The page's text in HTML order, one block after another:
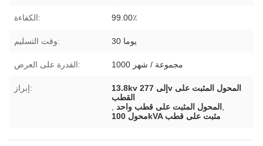
الكفاءة: 99.00٪
وقت التسليم: 30 يوما
القدرة على العرض: 1000 مجموعة / شهر
إبراز:
13.8kv إلى 277v المحول المثبت على
القطب
,المحول المثبت على قطب واحد
محول 100kVA مثبت على قطب